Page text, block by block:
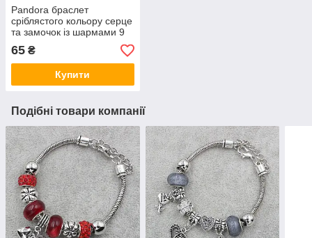
Pandora браслет
сріблястого кольору серце
та замочок із шармами 9
штук довжина браслета 22
см ширина 3 мм
65 ₴
Купити
Подібні товари компанії